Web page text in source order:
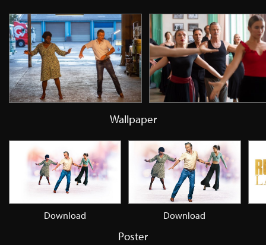
Wallpaper
Download Download
Poster